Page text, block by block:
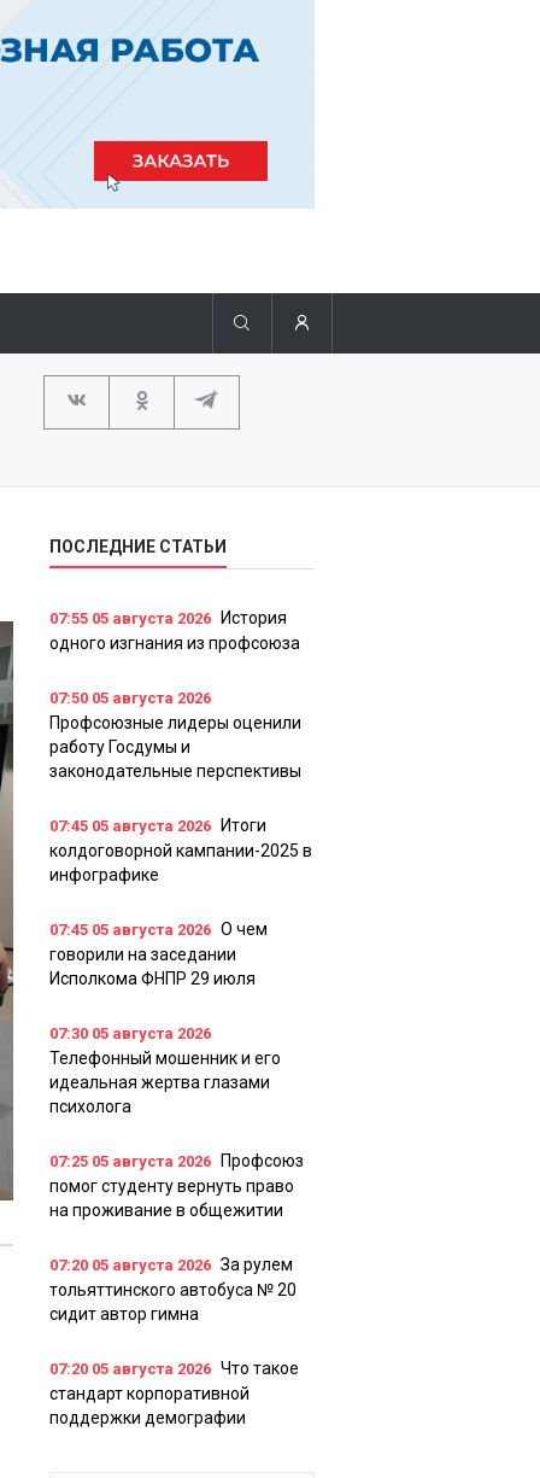
ПОСЛЕДНИЕ СТАТЬИ
07:55 05 августа 2026
История
одного изгнания из профсоюза
07:50 05 августа 2026
Профсоюзные лидеры оценили
работу Госдумы и
законодательные перспективы
07:45 05 августа 2026
Итоги
колдоговорной кампании-2025 в
инфографике
07:45 05 августа 2026 О чем
говорили на заседании
Исполкома ФНПР 29 июля
07:30 05 августа 2026
Телефонный мошенник и его
идеальная жертва глазами
психолога
07:25 05 августа 2026
Профсоюз
помог студенту вернуть право
на проживание в общежитии
07:20 05 августа 2026 За рулем
тольяттинского автобуса № 20
сидит автор гимна
07:20 05 августа 2026 Что такое
стандарт корпоративной
поддержки демографии